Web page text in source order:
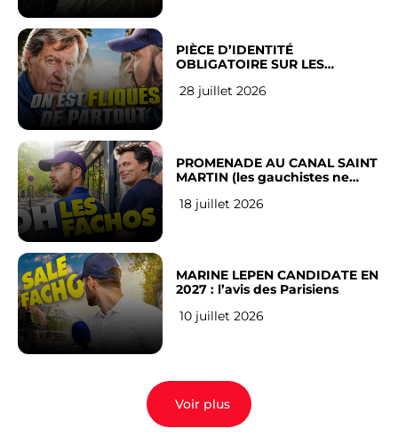
PIÈCE D’IDENTITÉ
OBLIGATOIRE SUR LES
Français
28 juillet 2026
PROMENADE AU CANAL SAINT
MARTIN (les gauchistes ne
18 juillet 2026
MARINE LEPEN CANDIDATE EN
2027 : l’avis des Parisiens
10 juillet 2026
Voir plus